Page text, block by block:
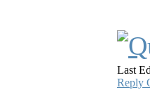
Last
Reply